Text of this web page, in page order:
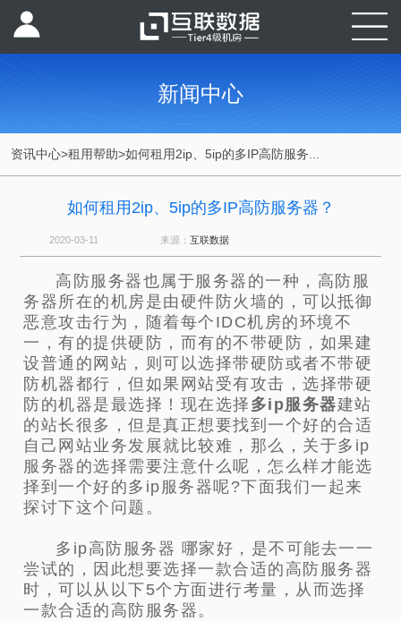
新闻中心
资讯中心>租用帮助>如何租用2ip、5ip的多IP高防服务...
如何租用2ip、5ip的多IP高防服务器？
2020-03-11 来源： 互联数据
高防服务器也属于服务器的一种，高防服
务器所在的机房是由硬件防火墙的，可以抵御
恶意攻击行为，随着每个IDC机房的环境不
一，有的提供硬防，而有的不带硬防，如果建
设普通的网站，则可以选择带硬防或者不带硬
防机器都行，但如果网站受有攻击，选择带硬
防的机器是最选择！ 现在选择 多ip服务器建站
的站长很多，但是真正想要找到一个好的合适
自己网站业务发展就比较难，那么，关于多ip
服务器的选择需要注意什么呢，怎么样才能选
择到一个好的多ip服务器呢?下面我们一起来
探讨下这个问题。
多ip高防服务器 哪家好，是不可能去一一
尝试的，因此想要选择一款合适的高防服务器
时，可以从以下5个方面进行考量，从而选择
一款合适的高防服务器。